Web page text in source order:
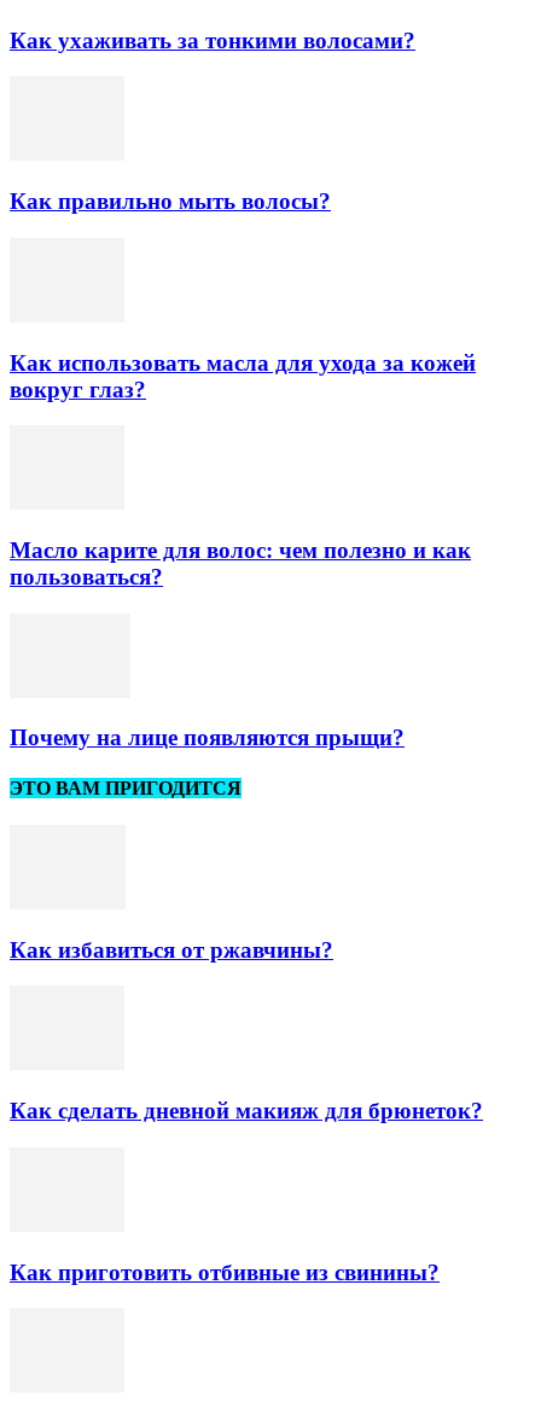
Как ухаживать за тонкими волосами?
Как правильно мыть волосы?
Как использовать масла для ухода за кожей
вокруг глаз?
Масло карите для волос: чем полезно и как
пользоваться?
Почему на лице появляются прыщи?
ЭТО ВАМ ПРИГОДИТСЯ
Как избавиться от ржавчины?
Как сделать дневной макияж для брюнеток?
Как приготовить отбивные из свинины?